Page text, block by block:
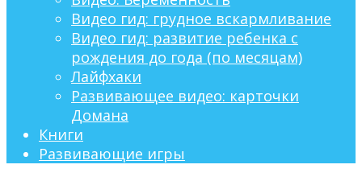
Видео гид: грудное вскармливание
Видео гид: развитие ребенка с
рождения до года (по месяцам)
Лайфхаки
Развивающее видео: карточки
Домана
Книги
Развивающие игры